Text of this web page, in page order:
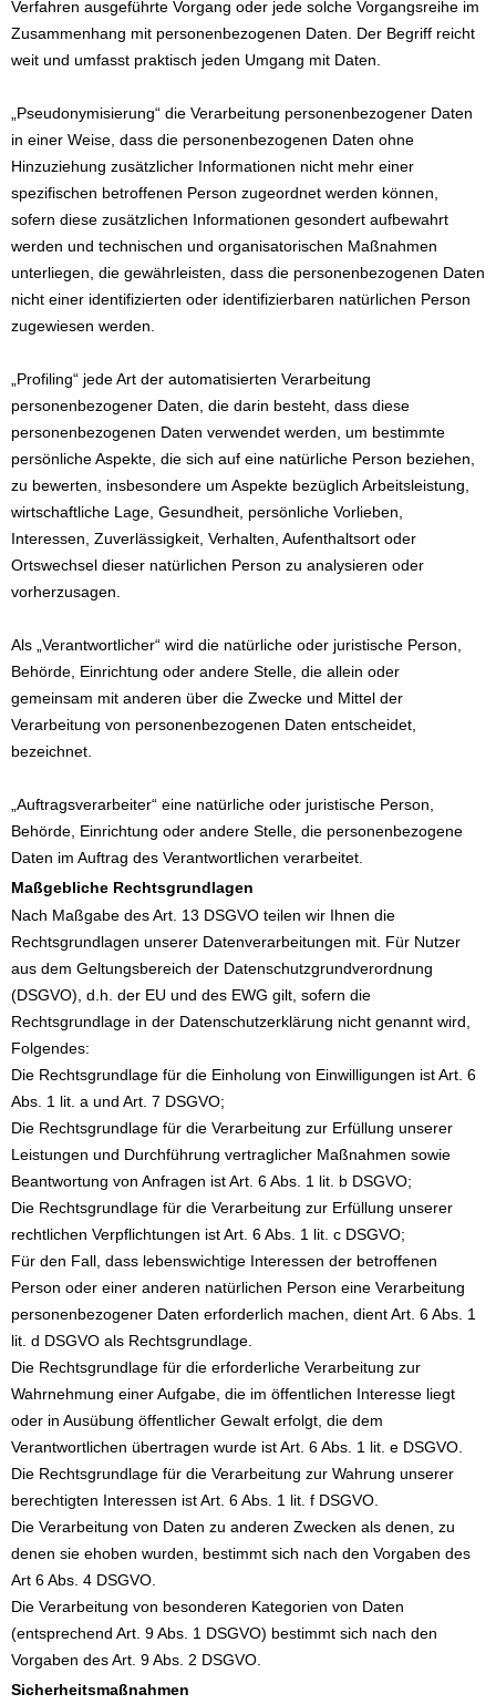
Verfahren ausgeführte Vorgang oder jede solche Vorgangsreihe im
Zusammenhang mit personenbezogenen Daten. Der Begriff reicht
weit und umfasst praktisch jeden Umgang mit Daten.
„Pseudonymisierung“ die Verarbeitung personenbezogener Daten
in einer Weise, dass die personenbezogenen Daten ohne
Hinzuziehung zusätzlicher Informationen nicht mehr einer
spezifischen betroffenen Person zugeordnet werden können,
sofern diese zusätzlichen Informationen gesondert aufbewahrt
werden und technischen und organisatorischen Maßnahmen
unterliegen, die gewährleisten, dass die personenbezogenen Daten
nicht einer identifizierten oder identifizierbaren natürlichen Person
zugewiesen werden.
„Profiling“ jede Art der automatisierten Verarbeitung
personenbezogener Daten, die darin besteht, dass diese
personenbezogenen Daten verwendet werden, um bestimmte
persönliche Aspekte, die sich auf eine natürliche Person beziehen,
zu bewerten, insbesondere um Aspekte bezüglich Arbeitsleistung,
wirtschaftliche Lage, Gesundheit, persönliche Vorlieben,
Interessen, Zuverlässigkeit, Verhalten, Aufenthaltsort oder
Ortswechsel dieser natürlichen Person zu analysieren oder
vorherzusagen.
Als „Verantwortlicher“ wird die natürliche oder juristische Person,
Behörde, Einrichtung oder andere Stelle, die allein oder
gemeinsam mit anderen über die Zwecke und Mittel der
Verarbeitung von personenbezogenen Daten entscheidet,
bezeichnet.
„Auftragsverarbeiter“ eine natürliche oder juristische Person,
Behörde, Einrichtung oder andere Stelle, die personenbezogene
Daten im Auftrag des Verantwortlichen verarbeitet.
Maßgebliche Rechtsgrundlagen
Nach Maßgabe des Art. 13 DSGVO teilen wir Ihnen die
Rechtsgrundlagen unserer Datenverarbeitungen mit. Für Nutzer
aus dem Geltungsbereich der Datenschutzgrundverordnung
(DSGVO), d.h. der EU und des EWG gilt, sofern die
Rechtsgrundlage in der Datenschutzerklärung nicht genannt wird,
Folgendes:
Die Rechtsgrundlage für die Einholung von Einwilligungen ist Art. 6
Abs. 1 lit. a und Art. 7 DSGVO;
Die Rechtsgrundlage für die Verarbeitung zur Erfüllung unserer
Leistungen und Durchführung vertraglicher Maßnahmen sowie
Beantwortung von Anfragen ist Art. 6 Abs. 1 lit. b DSGVO;
Die Rechtsgrundlage für die Verarbeitung zur Erfüllung unserer
rechtlichen Verpflichtungen ist Art. 6 Abs. 1 lit. c DSGVO;
Für den Fall, dass lebenswichtige Interessen der betroffenen
Person oder einer anderen natürlichen Person eine Verarbeitung
personenbezogener Daten erforderlich machen, dient Art. 6 Abs. 1
lit. d DSGVO als Rechtsgrundlage.
Die Rechtsgrundlage für die erforderliche Verarbeitung zur
Wahrnehmung einer Aufgabe, die im öffentlichen Interesse liegt
oder in Ausübung öffentlicher Gewalt erfolgt, die dem
Verantwortlichen übertragen wurde ist Art. 6 Abs. 1 lit. e DSGVO.
Die Rechtsgrundlage für die Verarbeitung zur Wahrung unserer
berechtigten Interessen ist Art. 6 Abs. 1 lit. f DSGVO.
Die Verarbeitung von Daten zu anderen Zwecken als denen, zu
denen sie ehoben wurden, bestimmt sich nach den Vorgaben des
Art 6 Abs. 4 DSGVO.
Die Verarbeitung von besonderen Kategorien von Daten
(entsprechend Art. 9 Abs. 1 DSGVO) bestimmt sich nach den
Vorgaben des Art. 9 Abs. 2 DSGVO.
Sicherheitsmaßnahmen